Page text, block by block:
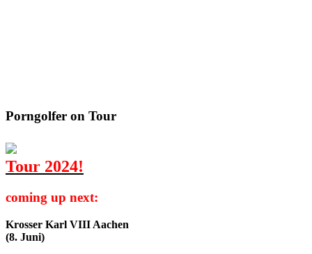
Porngolfer on Tour
Tour 2024!
coming up next:
Krosser Karl VIII Aachen
(8. Juni)